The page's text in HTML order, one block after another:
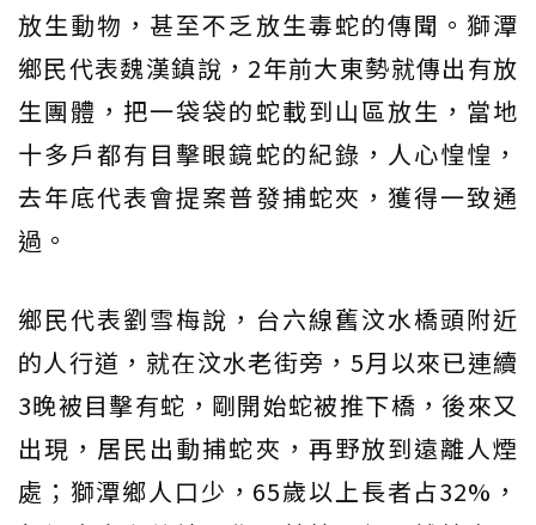
放生動物，甚至不乏放生毒蛇的傳聞。獅潭
鄉民代表魏漢鎮說，2年前大東勢就傳出有放
生團體，把一袋袋的蛇載到山區放生，當地
十多戶都有目擊眼鏡蛇的紀錄，人心惶惶，
去年底代表會提案普發捕蛇夾，獲得一致通
過。
鄉民代表劉雪梅說，台六線舊汶水橋頭附近
的人行道，就在汶水老街旁，5月以來已連續
3晚被目擊有蛇，剛開始蛇被推下橋，後來又
出現，居民出動捕蛇夾，再野放到遠離人煙
處；獅潭鄉人口少，65歲以上長者占32%，